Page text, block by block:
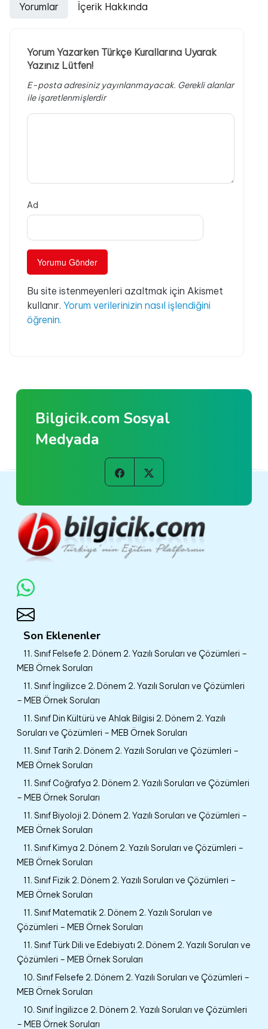
Yorumlar İçerik Hakkında
Yorum Yazarken Türkçe Kurallarına Uyarak
Yazınız Lütfen!
E-posta adresiniz yayınlanmayacak. Gerekli alanlar
ile işaretlenmişlerdir
Ad
Bu site istenmeyenleri azaltmak için Akismet
kullanır. Yorum verilerinizin nasıl işlendiğini
öğrenin.
Bilgicik.com Sosyal
Medyada
Son Eklenenler
11. Sınıf Felsefe 2. Dönem 2. Yazılı Soruları ve Çözümleri –
MEB Örnek Soruları
11. Sınıf İngilizce 2. Dönem 2. Yazılı Soruları ve Çözümleri
– MEB Örnek Soruları
11. Sınıf Din Kültürü ve Ahlak Bilgisi 2. Dönem 2. Yazılı
Soruları ve Çözümleri – MEB Örnek Soruları
11. Sınıf Tarih 2. Dönem 2. Yazılı Soruları ve Çözümleri –
MEB Örnek Soruları
11. Sınıf Coğrafya 2. Dönem 2. Yazılı Soruları ve Çözümleri
– MEB Örnek Soruları
11. Sınıf Biyoloji 2. Dönem 2. Yazılı Soruları ve Çözümleri –
MEB Örnek Soruları
11. Sınıf Kimya 2. Dönem 2. Yazılı Soruları ve Çözümleri –
MEB Örnek Soruları
11. Sınıf Fizik 2. Dönem 2. Yazılı Soruları ve Çözümleri –
MEB Örnek Soruları
11. Sınıf Matematik 2. Dönem 2. Yazılı Soruları ve
Çözümleri – MEB Örnek Soruları
11. Sınıf Türk Dili ve Edebiyatı 2. Dönem 2. Yazılı Soruları ve
Çözümleri – MEB Örnek Soruları
10. Sınıf Felsefe 2. Dönem 2. Yazılı Soruları ve Çözümleri –
MEB Örnek Soruları
10. Sınıf İngilizce 2. Dönem 2. Yazılı Soruları ve Çözümleri
– MEB Örnek Soruları